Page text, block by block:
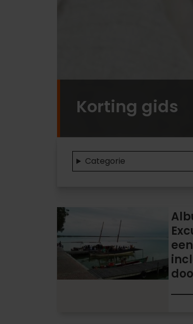
Korting gids
Categorie
Albufera
Experience:
Excursie
door
l'Albufera